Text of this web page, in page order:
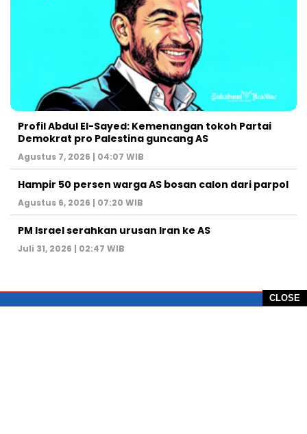
CLOSE
Profil Abdul El-Sayed: Kemenangan tokoh Partai
Demokrat pro Palestina guncang AS
Agustus 7, 2026 | 04:07 WIB
Hampir 50 persen warga AS bosan calon dari parpol
Agustus 6, 2026 | 07:20 WIB
PM Israel serahkan urusan Iran ke AS
Juli 31, 2026 | 02:47 WIB